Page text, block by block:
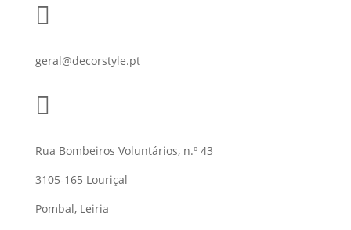

geral@decorstyle.pt

Rua Bombeiros Voluntários, n.º 43
3105-165 Louriçal
Pombal, Leiria